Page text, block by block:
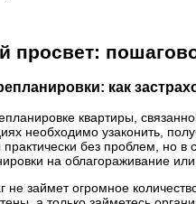
просвет:
как
квартиры,
необходимо узаконить,
без проблем, но в
на облагораживание
займет огромное